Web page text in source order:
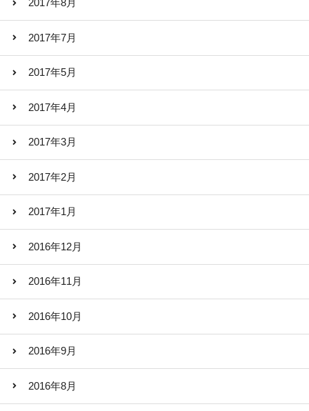
2017年8月
2017年7月
2017年5月
2017年4月
2017年3月
2017年2月
2017年1月
2016年12月
2016年11月
2016年10月
2016年9月
2016年8月